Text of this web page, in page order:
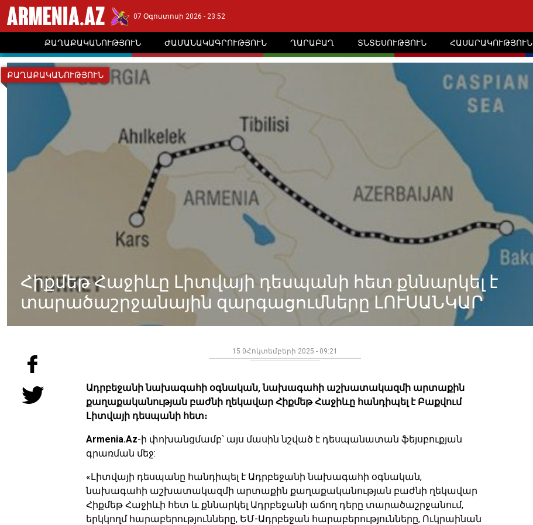
07 Օգոստոսի 2026 - 23:52
ՔԱՂԱՔԱԿԱՆՈՒԹՅՈՒՆ ԺԱՄԱՆԱԿԱԳՐՈՒԹՅՈՒՆ ՂԱՐԱԲԱՂ ՏՆՏԵՍՈՒԹՅՈՒՆ ՀԱՍԱՐԱԿՈՒԹՅՈՒՆ
Հիքմեթ Հաջիևը Լիտվայի դեսպանի հետ քննարկել է
տարածաշրջանային զարգացումները ԼՈՒՍԱՆԿԱՐ
ՔԱՂԱՔԱԿԱՆՈՒԹՅՈՒՆ
15 0Հոկտեմբերի 2025 - 09:21
Ադրբեջանի նախագահի օգնական, նախագահի աշխատակազմի արտաքին
քաղաքականության բաժնի ղեկավար Հիքմեթ Հաջիևը հանդիպել է Բաքվում
Լիտվայի դեսպանի հետ։
Armenia.Az-ի փոխանցմամբ՝ այս մասին նշված է դեսպանատան ֆեյսբուքյան
գրառման մեջ:
«Լիտվայի դեսպանը հանդիպել է Ադրբեջանի նախագահի օգնական,
նախագահի աշխատակազմի արտաքին քաղաքականության բաժնի ղեկավար
Հիքմեթ Հաջիևի հետ և քննարկել Ադրբեջանի աճող դերը տարածաշրջանում,
երկկողմ հարաբերությունները, ԵՄ-Ադրբեջան հարաբերությունները, Ուկրաինան